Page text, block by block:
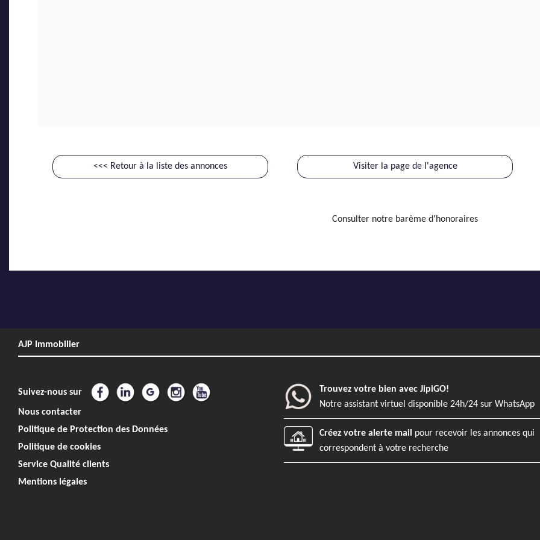
<<< Retour à la liste des annonces Visiter la page de l'agence
Consulter notre barème d'honoraires
AJP Immobilier
Suivez-nous sur
Nous contacter
Politique de Protection des Données
Politique de cookies
Service Qualité clients
Mentions légales
Trouvez votre bien avec JipiGO!
Notre assistant virtuel disponible 24h/24 sur WhatsApp
Créez votre alerte mail pour recevoir les annonces qui
correspondent à votre recherche